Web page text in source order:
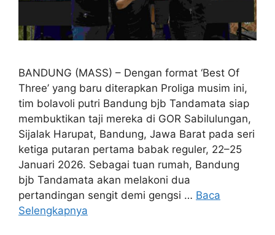
BANDUNG (MASS) – Dengan format ‘Best Of
Three’ yang baru diterapkan Proliga musim ini,
tim bolavoli putri Bandung bjb Tandamata siap
membuktikan taji mereka di GOR Sabilulungan,
Sijalak Harupat, Bandung, Jawa Barat pada seri
ketiga putaran pertama babak reguler, 22–25
Januari 2026. Sebagai tuan rumah, Bandung
bjb Tandamata akan melakoni dua
pertandingan sengit demi gengsi … Baca
Selengkapnya